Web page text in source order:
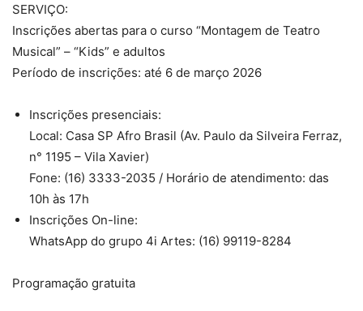
SERVIÇO:
Inscrições abertas para o curso “Montagem de Teatro
Musical” – “Kids” e adultos
Período de inscrições: até 6 de março 2026
Inscrições presenciais:
Local: Casa SP Afro Brasil (Av. Paulo da Silveira Ferraz,
n° 1195 – Vila Xavier)
Fone: (16) 3333-2035 / Horário de atendimento: das
10h às 17h
Inscrições On-line:
WhatsApp do grupo 4i Artes: (16) 99119-8284
Programação gratuita